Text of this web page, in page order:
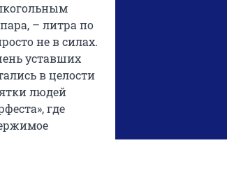
– литра по
не в силах.
уставших
в целости
людей
где